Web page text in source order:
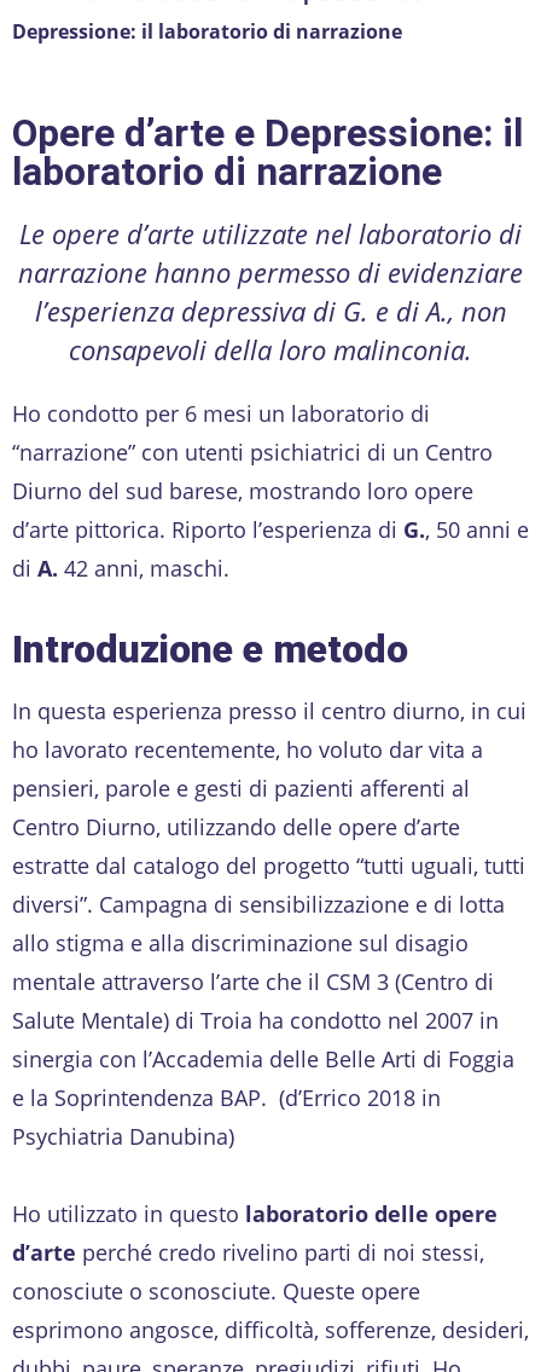
Depressione: il laboratorio di narrazione
Opere d’arte e Depressione: il
laboratorio di narrazione
Le opere d’arte utilizzate nel laboratorio di
narrazione hanno permesso di evidenziare
l’esperienza depressiva di G. e di A., non
consapevoli della loro malinconia.
Ho condotto per 6 mesi un laboratorio di
“narrazione” con utenti psichiatrici di un Centro
Diurno del sud barese, mostrando loro opere
d’arte pittorica. Riporto l’esperienza di G., 50 anni e
di A. 42 anni, maschi.
Introduzione e metodo
In questa esperienza presso il centro diurno, in cui
ho lavorato recentemente, ho voluto dar vita a
pensieri, parole e gesti di pazienti afferenti al
Centro Diurno, utilizzando delle opere d’arte
estratte dal catalogo del progetto “tutti uguali, tutti
diversi”. Campagna di sensibilizzazione e di lotta
allo stigma e alla discriminazione sul disagio
mentale attraverso l’arte che il CSM 3 (Centro di
Salute Mentale) di Troia ha condotto nel 2007 in
sinergia con l’Accademia delle Belle Arti di Foggia
e la Soprintendenza BAP. (d’Errico 2018 in
Psychiatria Danubina)
Ho utilizzato in questo laboratorio delle opere
d’arte perché credo rivelino parti di noi stessi,
conosciute o sconosciute. Queste opere
esprimono angosce, difficoltà, sofferenze, desideri,